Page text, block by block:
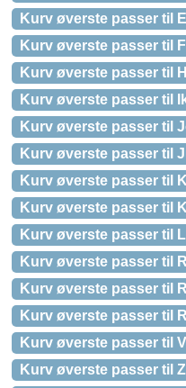
Kurv øverste passer til
Kurv øverste passer til
Kurv øverste passer til
Kurv øverste passer til
Kurv øverste passer til
Kurv øverste passer til
Kurv øverste passer til
Kurv øverste passer til
Kurv øverste passer til
Kurv øverste passer til
Kurv øverste passer til
Kurv øverste passer til
Kurv øverste passer til
Kurv øverste passer til